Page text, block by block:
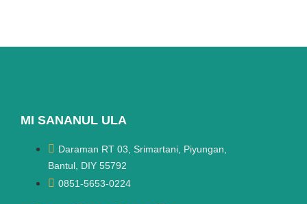
MI SANANUL ULA
Daraman RT 03, Srimartani, Piyungan,
Bantul, DIY 55792
0851-5653-0224